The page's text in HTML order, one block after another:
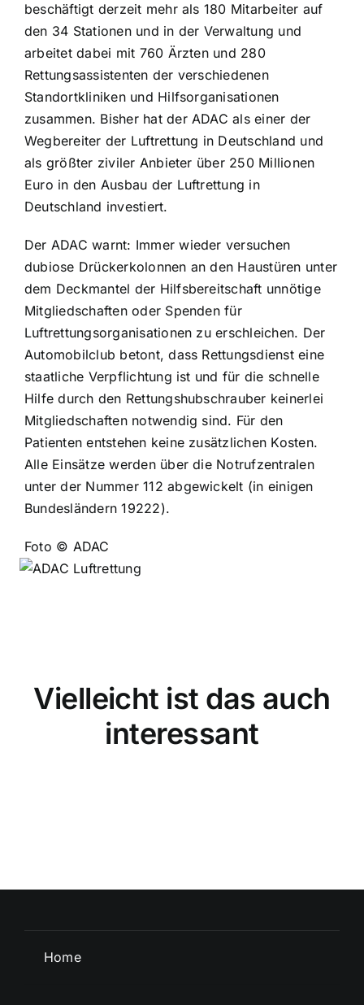
beschäftigt derzeit mehr als 180 Mitarbeiter auf
den 34 Stationen und in der Verwaltung und
arbeitet dabei mit 760 Ärzten und 280
Rettungsassistenten der verschiedenen
Standortkliniken und Hilfsorganisationen
zusammen. Bisher hat der ADAC als einer der
Wegbereiter der Luftrettung in Deutschland und
als größter ziviler Anbieter über 250 Millionen
Euro in den Ausbau der Luftrettung in
Deutschland investiert.
Der ADAC warnt: Immer wieder versuchen
dubiose Drückerkolonnen an den Haustüren unter
dem Deckmantel der Hilfsbereitschaft unnötige
Mitgliedschaften oder Spenden für
Luftrettungsorganisationen zu erschleichen. Der
Automobilclub betont, dass Rettungsdienst eine
staatliche Verpflichtung ist und für die schnelle
Hilfe durch den Rettungshubschrauber keinerlei
Mitgliedschaften notwendig sind. Für den
Patienten entstehen keine zusätzlichen Kosten.
Alle Einsätze werden über die Notrufzentralen
unter der Nummer 112 abgewickelt (in einigen
Bundesländern 19222).
Foto © ADAC
Vielleicht ist das auch
interessant
Home